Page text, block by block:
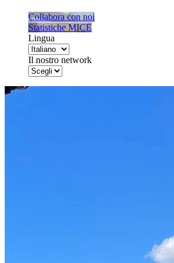
Collabora con noi
Statistiche MICE
Lingua
Il nostro network